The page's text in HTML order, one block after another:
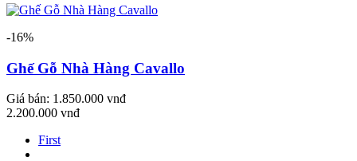
-16%
Ghế Gỗ Nhà Hàng Cavallo
Giá bán: 1.850.000 vnđ
2.200.000 vnđ
First